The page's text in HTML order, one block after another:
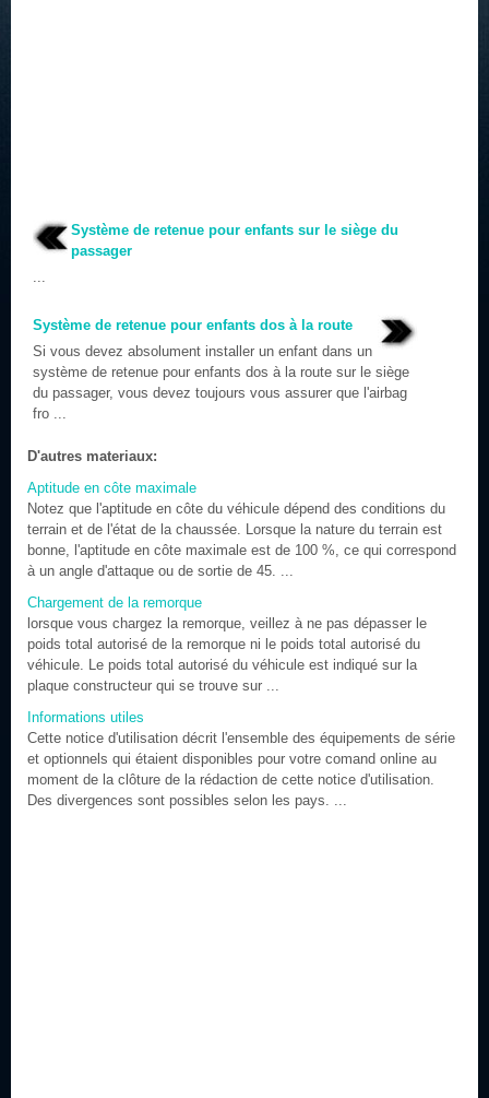
Système de retenue pour enfants sur le siège du
passager
...
Système de retenue pour enfants dos à la route
Si vous devez absolument installer un enfant dans un
système de retenue pour enfants dos à la route sur le siège
du passager, vous devez toujours vous assurer que l'airbag
fro ...
D'autres materiaux:
Aptitude en côte maximale
Notez que l'aptitude en côte du véhicule dépend des conditions du
terrain et de l'état de la chaussée. Lorsque la nature du terrain est
bonne, l'aptitude en côte maximale est de 100 %, ce qui correspond
à un angle d'attaque ou de sortie de 45. ...
Chargement de la remorque
lorsque vous chargez la remorque, veillez à ne pas dépasser le
poids total autorisé de la remorque ni le poids total autorisé du
véhicule. Le poids total autorisé du véhicule est indiqué sur la
plaque constructeur qui se trouve sur ...
Informations utiles
Cette notice d'utilisation décrit l'ensemble des équipements de série
et optionnels qui étaient disponibles pour votre comand online au
moment de la clôture de la rédaction de cette notice d'utilisation.
Des divergences sont possibles selon les pays. ...